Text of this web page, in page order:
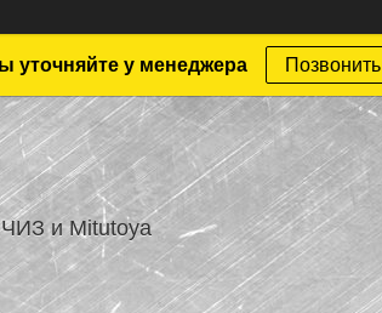
уточняйте у менеджера Позвонить
и Mitutoya